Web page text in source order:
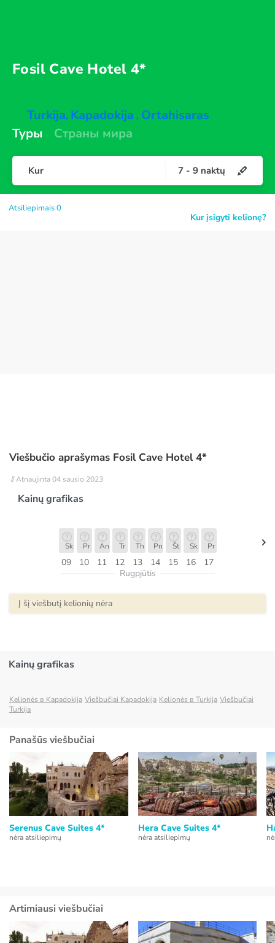
Fosil Cave Hotel 4*
Turkija, Kapadokija , Ortahisaras
Туры
Страны мира
Kur 7 - 9 naktų
Kur įsigyti kelionę?
Atsiliepimais 0
Viešbučio aprašymas Fosil Cave Hotel 4*
// Atnaujinta 04 sausio 2023
Kainų grafikas
09
Sk
10
Pr
11
An
12
Tr
13
Th
14
Pn
15
Št
16
Sk
17
Pr
Rugpjūtis
Į šį viešbutį kelionių nėra
Kainų grafikas
Kelionės в Kapadokija Viešbučiai Kapadokija Kelionės в Turkija Viešbučiai
Turkija
Panašūs viešbučiai
Serenus Cave Suites 4*
nėra atsiliepimų
Hera Cave Suites 4*
nėra atsiliepimų
Artimiausi viešbučiai